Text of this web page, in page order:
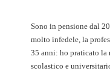
Sono in pensione dal
molto infedele, la
35 anni: ho praticato la
scolastico e